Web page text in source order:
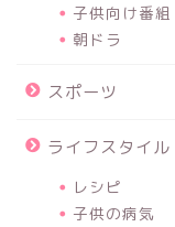
子供向け番組
朝ドラ
スポーツ
ライフスタイル
レシピ
子供の病気